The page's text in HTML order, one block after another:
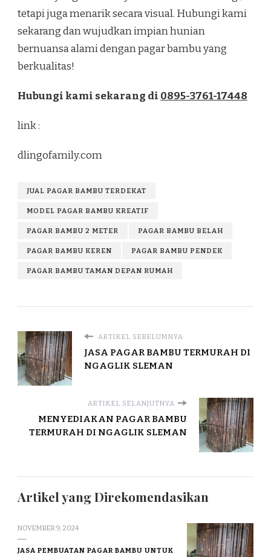
tetapi juga menarik secara visual. Hubungi kami
sekarang dan wujudkan impian hunian
bernuansa alami dengan pagar bambu yang
berkualitas!
Hubungi kami sekarang di 0895-3761-17448
link :
dlingofamily.com
JUAL PAGAR BAMBU TERDEKAT
MODEL PAGAR BAMBU KREATIF
PAGAR BAMBU 2 METER PAGAR BAMBU BELAH
PAGAR BAMBU KEREN PAGAR BAMBU PENDEK
PAGAR BAMBU TAMAN DEPAN RUMAH
ARTIKEL SEBELUMNYA
JASA PAGAR BAMBU TERMURAH DI
NGAGLIK SLEMAN
ARTIKEL SELANJUTNYA
MENYEDIAKAN PAGAR BAMBU
TERMURAH DI NGAGLIK SLEMAN
Artikel yang Direkomendasikan
NOVEMBER 9, 2024
JASA PEMBUATAN PAGAR BAMBU UNTUK